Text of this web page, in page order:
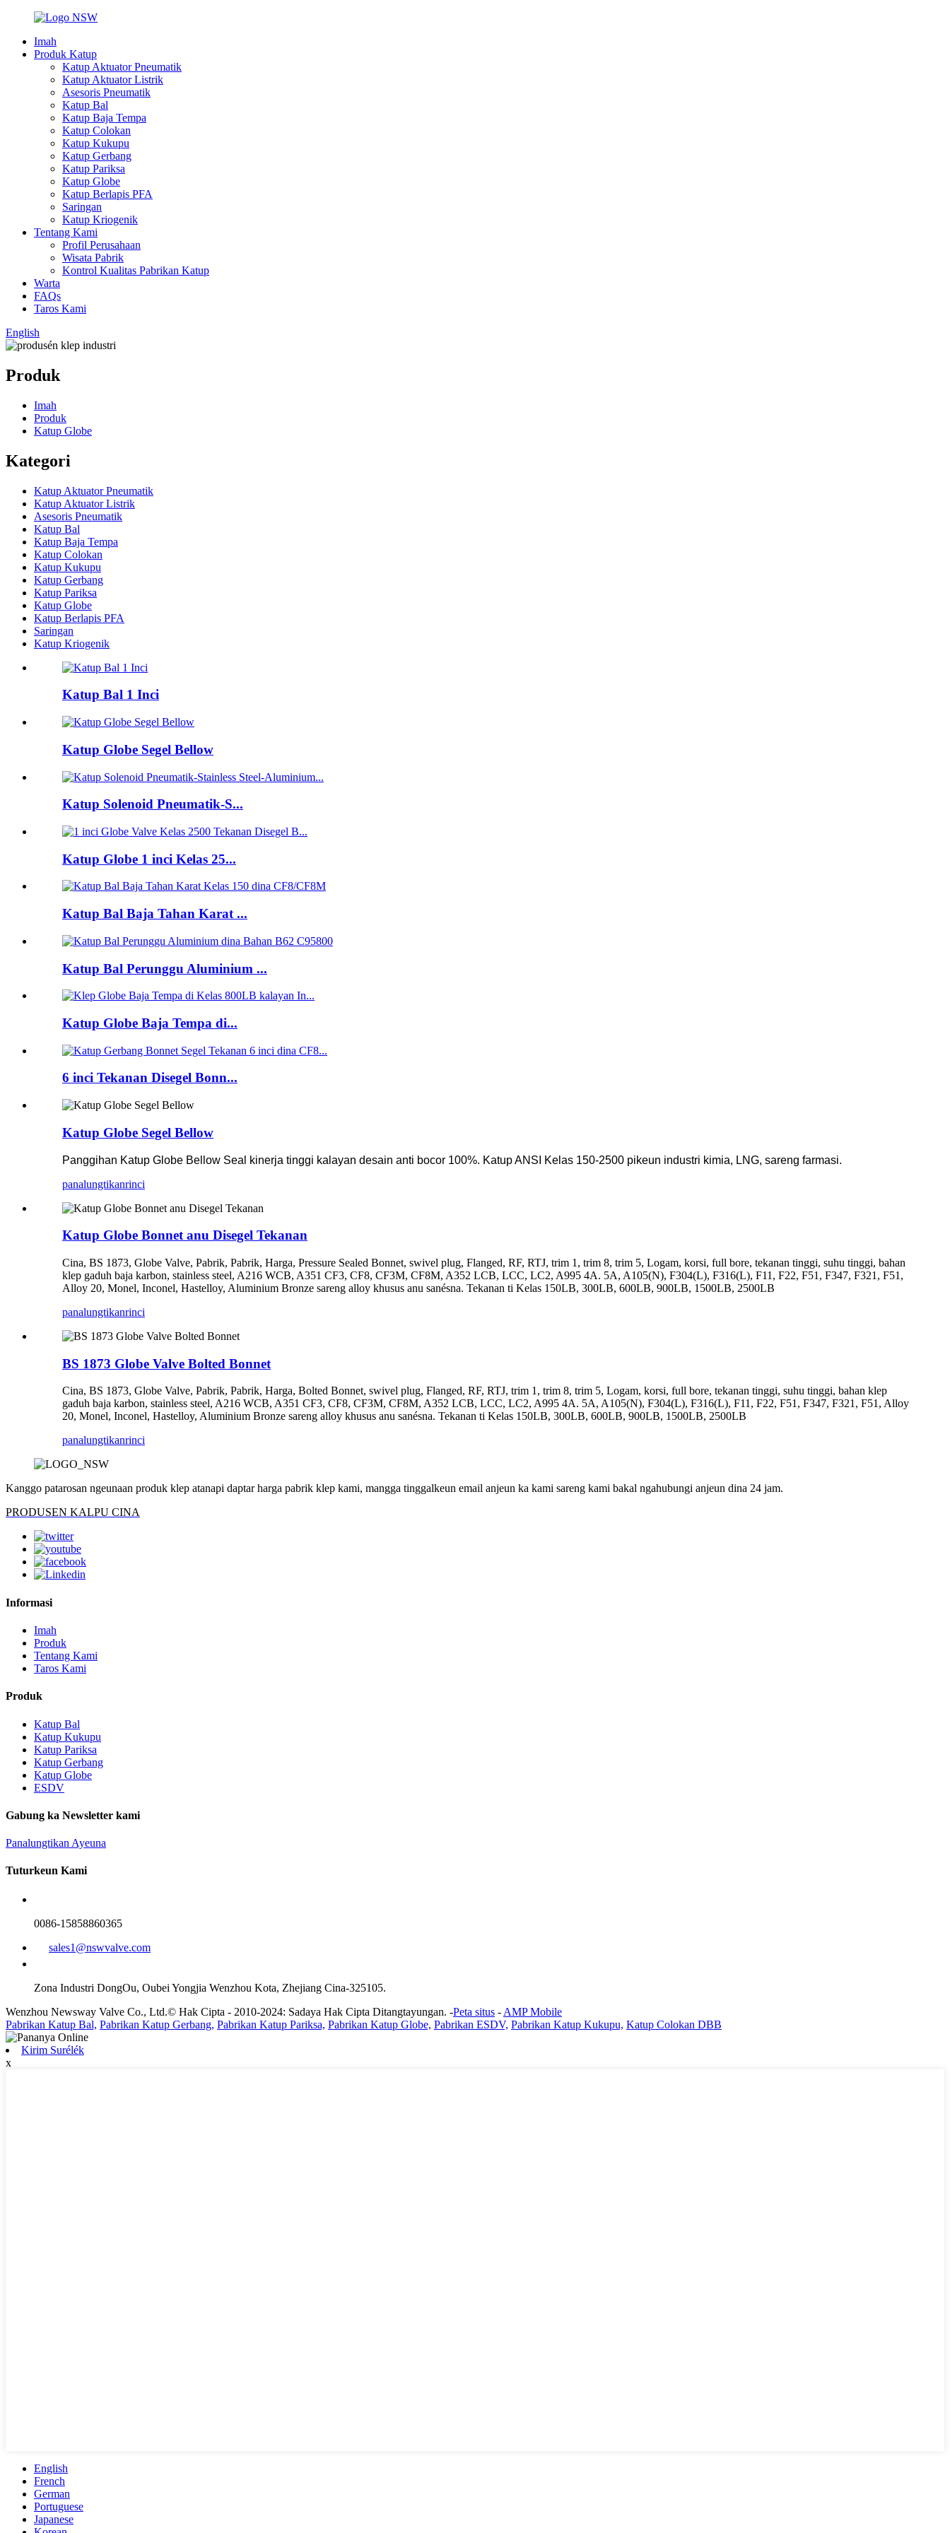
Imah
Produk Katup
Katup Aktuator Pneumatik
Katup Aktuator Listrik
Asesoris Pneumatik
Katup Bal
Katup Baja Tempa
Katup Colokan
Katup Kukupu
Katup Gerbang
Katup Pariksa
Katup Globe
Katup Berlapis PFA
Saringan
Katup Kriogenik
Tentang Kami
Profil Perusahaan
Wisata Pabrik
Kontrol Kualitas Pabrikan Katup
Warta
FAQs
Taros Kami
English
Produk
Imah
Produk
Katup Globe
Kategori
Katup Aktuator Pneumatik
Katup Aktuator Listrik
Asesoris Pneumatik
Katup Bal
Katup Baja Tempa
Katup Colokan
Katup Kukupu
Katup Gerbang
Katup Pariksa
Katup Globe
Katup Berlapis PFA
Saringan
Katup Kriogenik
Katup Bal 1 Inci
Katup Globe Segel Bellow
Katup Solenoid Pneumatik-S...
Katup Globe 1 inci Kelas 25...
Katup Bal Baja Tahan Karat ...
Katup Bal Perunggu Aluminium ...
Katup Globe Baja Tempa di...
6 inci Tekanan Disegel Bonn...
Katup Globe Segel Bellow
Panggihan Katup Globe Bellow Seal kinerja tinggi kalayan desain anti bocor 100%. Katup ANSI Kelas 150-2500 pikeun industri kimia, LNG, sareng farmasi.
panalungtikanrinci
Katup Globe Bonnet anu Disegel Tekanan
Cina, BS 1873, Globe Valve, Pabrik, Pabrik, Harga, Pressure Sealed Bonnet, swivel plug, Flanged, RF, RTJ, trim 1, trim 8, trim 5, Logam, korsi, full bore, tekanan tinggi, suhu tinggi, bahan
klep gaduh baja karbon, stainless steel, A216 WCB, A351 CF3, CF8, CF3M, CF8M, A352 LCB, LCC, LC2, A995 4A. 5A, A105(N), F304(L), F316(L), F11, F22, F51, F347, F321, F51,
Alloy 20, Monel, Inconel, Hastelloy, Aluminium Bronze sareng alloy khusus anu sanésna. Tekanan ti Kelas 150LB, 300LB, 600LB, 900LB, 1500LB, 2500LB
panalungtikanrinci
BS 1873 Globe Valve Bolted Bonnet
Cina, BS 1873, Globe Valve, Pabrik, Pabrik, Harga, Bolted Bonnet, swivel plug, Flanged, RF, RTJ, trim 1, trim 8, trim 5, Logam, korsi, full bore, tekanan tinggi, suhu tinggi, bahan klep
gaduh baja karbon, stainless steel, A216 WCB, A351 CF3, CF8, CF3M, CF8M, A352 LCB, LCC, LC2, A995 4A. 5A, A105(N), F304(L), F316(L), F11, F22, F51, F347, F321, F51, Alloy
20, Monel, Inconel, Hastelloy, Aluminium Bronze sareng alloy khusus anu sanésna. Tekanan ti Kelas 150LB, 300LB, 600LB, 900LB, 1500LB, 2500LB
panalungtikanrinci
Kanggo patarosan ngeunaan produk klep atanapi daptar harga pabrik klep kami, mangga tinggalkeun email anjeun ka kami sareng kami bakal ngahubungi anjeun dina 24 jam.
PRODUSEN KALPU CINA
Informasi
Imah
Produk
Tentang Kami
Taros Kami
Produk
Katup Bal
Katup Kukupu
Katup Pariksa
Katup Gerbang
Katup Globe
ESDV
Gabung ka Newsletter kami
Panalungtikan Ayeuna
Tuturkeun Kami
0086-15858860365
sales1@nswvalve.com
Zona Industri DongOu, Oubei Yongjia Wenzhou Kota, Zhejiang Cina-325105.
Wenzhou Newsway Valve Co., Ltd.© Hak Cipta - 2010-2024: Sadaya Hak Cipta Ditangtayungan. -Peta situs - AMP Mobile
Pabrikan Katup Bal, Pabrikan Katup Gerbang, Pabrikan Katup Pariksa, Pabrikan Katup Globe, Pabrikan ESDV, Pabrikan Katup Kukupu, Katup Colokan DBB
Kirim Surélék
x
English
French
German
Portuguese
Japanese